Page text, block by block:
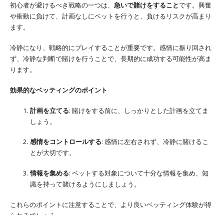
初心者が避けるべき戦略の一つは、 急いで賭けをすることです。興奮
や衝動に負けて、計画なしにベットを行うと、負けるリスクが高まり
ます。
冷静になり、戦略的にプレイすることが重要です。感情に振り回され
ず、冷静な判断で賭けを行うことで、長期的に成功する可能性が高ま
ります。
効果的なベッティングのポイント
計画を立てる: 賭けをする前に、しっかりとした計画を立てま
しょう。
感情をコントロールする: 感情に左右されず、冷静に賭けるこ
とが大切です。
情報を集める: ベットする対象について十分な情報を集め、知
識を持って賭けるようにしましょう。
これらのポイントに注意することで、より良いベッティング体験が得